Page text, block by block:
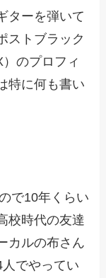
ターを弾いて
ストブラック
のプロフィ
特に何も書い
で10年くらい
校時代の友達
カルの布さん
でやってい